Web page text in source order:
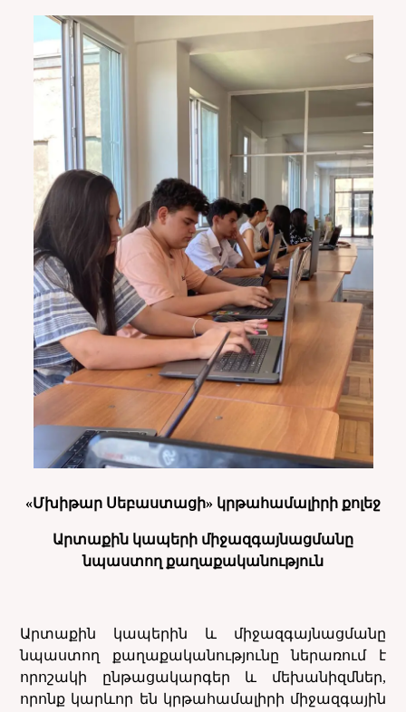
«Մխիթար Սեբաստացի» կրթահամալիրի քոլեջ
Արտաքին կապերի միջազգայնացմանը
նպաստող քաղաքականություն
Արտաքին կապերին և միջազգայնացմանը
նպաստող քաղաքականությունը ներառում է
որոշակի ընթացակարգեր և մեխանիզմներ,
որոնք կարևոր են կրթահամալիրի միջազգային